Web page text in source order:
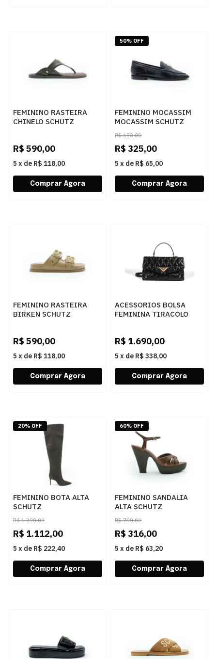
FEMININO RASTEIRA
CHINELO SCHUTZ
R$ 590,00
5 x de R$ 118,00
FEMININO MOCASSIM
MOCASSIM SCHUTZ
S2120800180010 BLACK
R$ 650,00
R$ 325,00
5 x de R$ 65,00
50% OFF
FEMININO RASTEIRA
BIRKEN SCHUTZ
R$ 590,00
5 x de R$ 118,00
ACESSORIOS BOLSA
FEMININA TIRACOLO
R$ 1.690,00
5 x de R$ 338,00
FEMININO BOTA ALTA
SCHUTZ
S2205900630003 DARK
BROWN
R$ 1.390,00
R$ 1.112,00
5 x de R$ 222,40
20% OFF
FEMININO SANDALIA
ALTA SCHUTZ
S2260900030002 WARM
TOFFEE
R$ 790,00
R$ 316,00
5 x de R$ 63,20
60% OFF